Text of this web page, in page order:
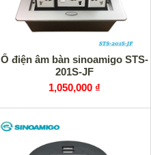
Ổ điện âm bàn sinoamigo STS-
201S-JF
1,050,000 ₫